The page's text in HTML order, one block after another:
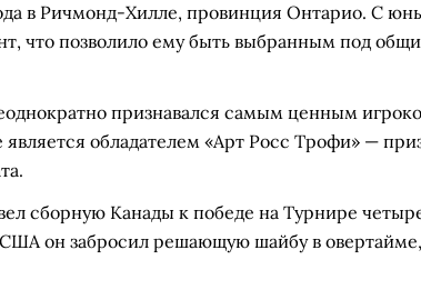
в Ричмонд-Хилле, провинция Онтарио. С
что позволило ему быть выбранным под
признавался самым ценным
обладателем «Арт Росс Трофи» —
сборную Канады к победе на Турнире
он забросил решающую шайбу в овертайме,